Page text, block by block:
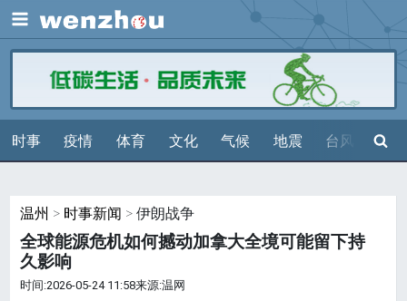
展开
时事 疫情 体育 文化 气候 地震 台风 天气
搜索
温州 > 时事新闻 > 伊朗战争
全球能源危机如何撼动加拿大全境可能留下持
久影响
时间:2026-05-24 11:58来源:温网